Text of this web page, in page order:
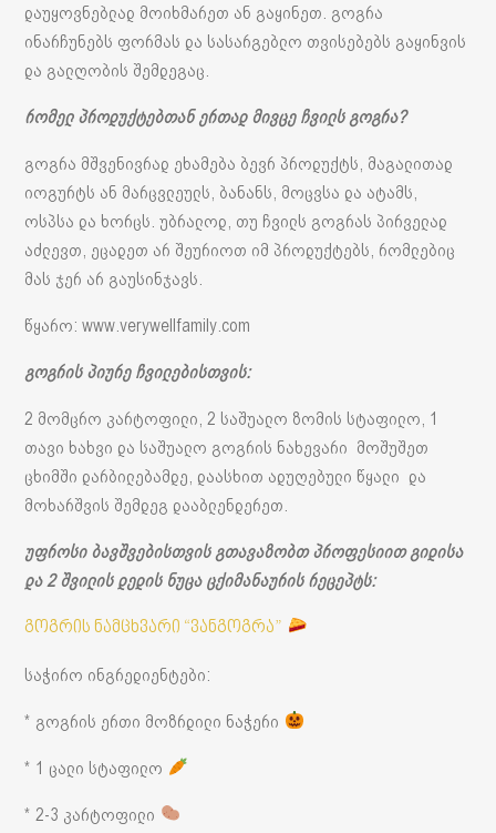
დაუყოვნებლად მოიხმარეთ ან გაყინეთ. გოგრა
ინარჩუნებს ფორმას და სასარგებლო თვისებებს გაყინვის
და გალღობის შემდეგაც.
რომელ პროდუქტებთან ერთად მივცე ჩვილს გოგრა?
გოგრა მშვენივრად ეხამება ბევრ პროდუქტს, მაგალითად
იოგურტს ან მარცვლეულს, ბანანს, მოცვსა და ატამს,
ოსპსა და ხორცს. უბრალოდ, თუ ჩვილს გოგრას პირველად
აძლევთ, ეცადეთ არ შეურიოთ იმ პროდუქტებს, რომლებიც
მას ჯერ არ გაუსინჯავს.
წყარო: www.verywellfamily.com
გოგრის პიურე ჩვილებისთვის:
2 მომცრო კარტოფილი, 2 საშუალო ზომის სტაფილო, 1
თავი ხახვი და საშუალო გოგრის ნახევარი მოშუშეთ
ცხიმში დარბილებამდე, დაასხით ადუღებული წყალი და
მოხარშვის შემდეგ დააბლენდერეთ.
უფროსი ბავშვებისთვის გთავაზობთ პროფესიით გიდისა
და 2 შვილის დედის ნუცა ცქიმანაურის რეცეპტს:
გოგრის ნამცხვარი “ვანგოგრა”
საჭირო ინგრედიენტები:
* გოგრის ერთი მოზრდილი ნაჭერი
* 1 ცალი სტაფილო
* 2-3 კარტოფილი